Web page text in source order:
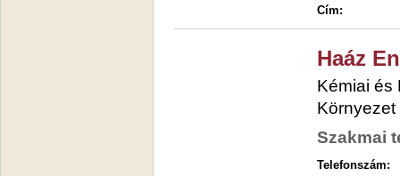
Cím:
Haáz
Kémiai és
Szakmai
Telefonszám: